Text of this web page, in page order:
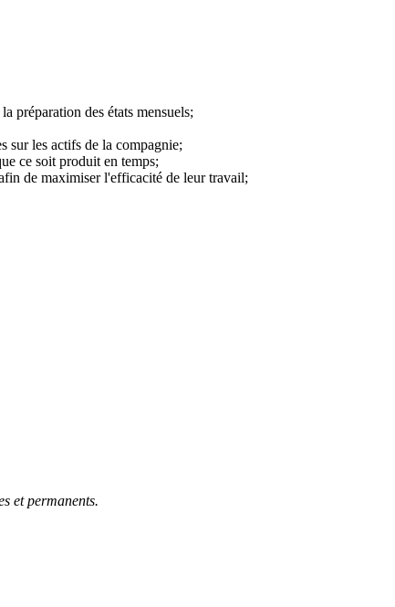
préparation des états mensuels;
sur les actifs de la compagnie;
ce soit produit en temps;
de maximiser l'efficacité de leur travail;
et permanents.